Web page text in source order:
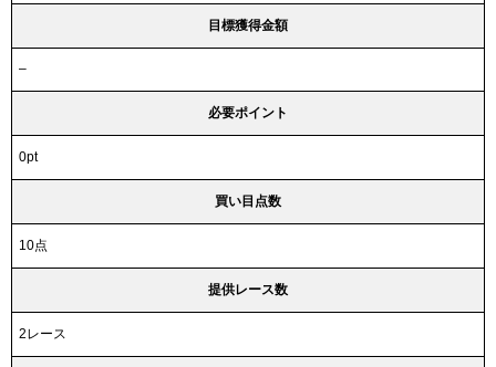
目標獲得金額
–
必要ポイント
0pt
買い目点数
10点
提供レース数
2レース